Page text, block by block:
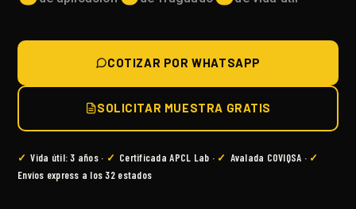
COTIZAR POR WHATSAPP
SOLICITAR MUESTRA GRATIS
✓ Vida útil: 3 años · ✓ Certificada APCL Lab · ✓ Avalada COVIQSA · ✓
Envíos express a los 32 estados